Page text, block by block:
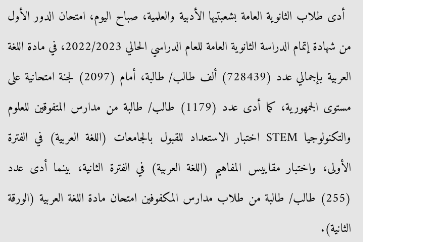
أدى طلاب الثانوية العامة بشعبتيها الأدبية والعلمية، صباح اليوم، امتحان الدور الأول
من شهادة إتمام الدراسة الثانوية العامة للعام الدراسي الحالي 2022/2023، في مادة اللغة
العربية بإجمالي عدد (728439) ألف طالب/ طالبة، أمام (2097) لجنة امتحانية على
مستوى الجمهورية، كما أدى عدد (1179) طالب/ طالبة من مدارس المتفوقين للعلوم
والتكنولوجيا STEM اختبار الاستعداد للقبول بالجامعات (اللغة العربية) في الفترة
الأولى، واختبار مقاييس المفاهيم (اللغة العربية) في الفترة الثانية، بينما أدى عدد
(255) طالب/ طالبة من طلاب مدارس المكفوفين امتحان مادة اللغة العربية (الورقة
الثانية).